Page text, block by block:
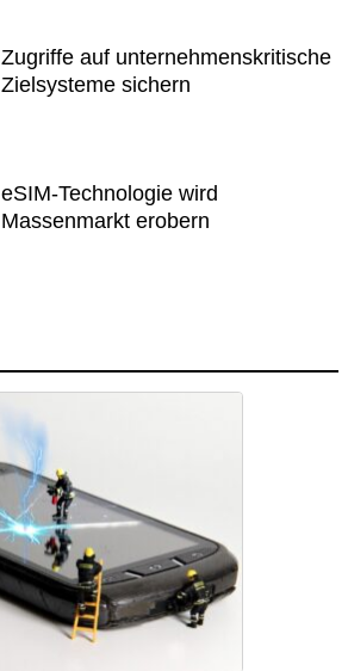
Zugriffe auf unternehmenskritische
Zielsysteme sichern
eSIM-Technologie wird
Massenmarkt erobern